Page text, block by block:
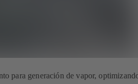
para generación de vapor,